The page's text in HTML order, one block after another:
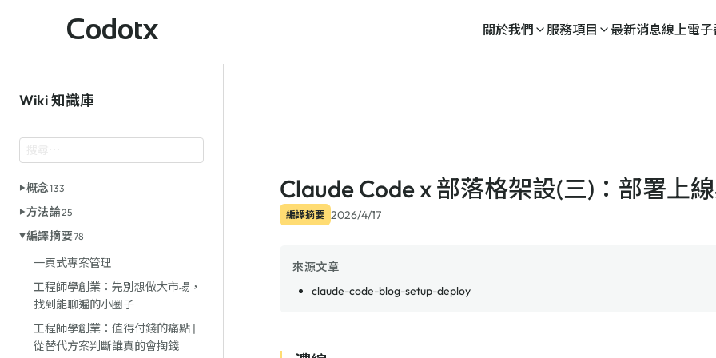
Codotx 關於我們 服務項目 最新消息線上電子
Wiki 知識庫
概念133
方法論25
編譯摘要78
一頁式專案管理
工程師學創業：先別想做大市場，
找到能聊遍的小圈子
工程師學創業：值得付錢的痛點 |
從替代方案判斷誰真的會掏錢
Claude Code x 部落格架設(三)：部署上
編譯摘要 2026/4/17
來源文章
claude-code-blog-setup-deploy